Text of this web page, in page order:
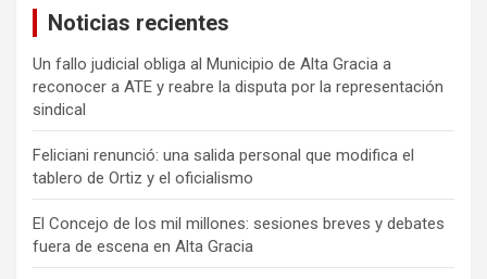
Noticias recientes
Un fallo judicial obliga al Municipio de Alta Gracia a
reconocer a ATE y reabre la disputa por la representación
sindical
Feliciani renunció: una salida personal que modifica el
tablero de Ortiz y el oficialismo
El Concejo de los mil millones: sesiones breves y debates
fuera de escena en Alta Gracia